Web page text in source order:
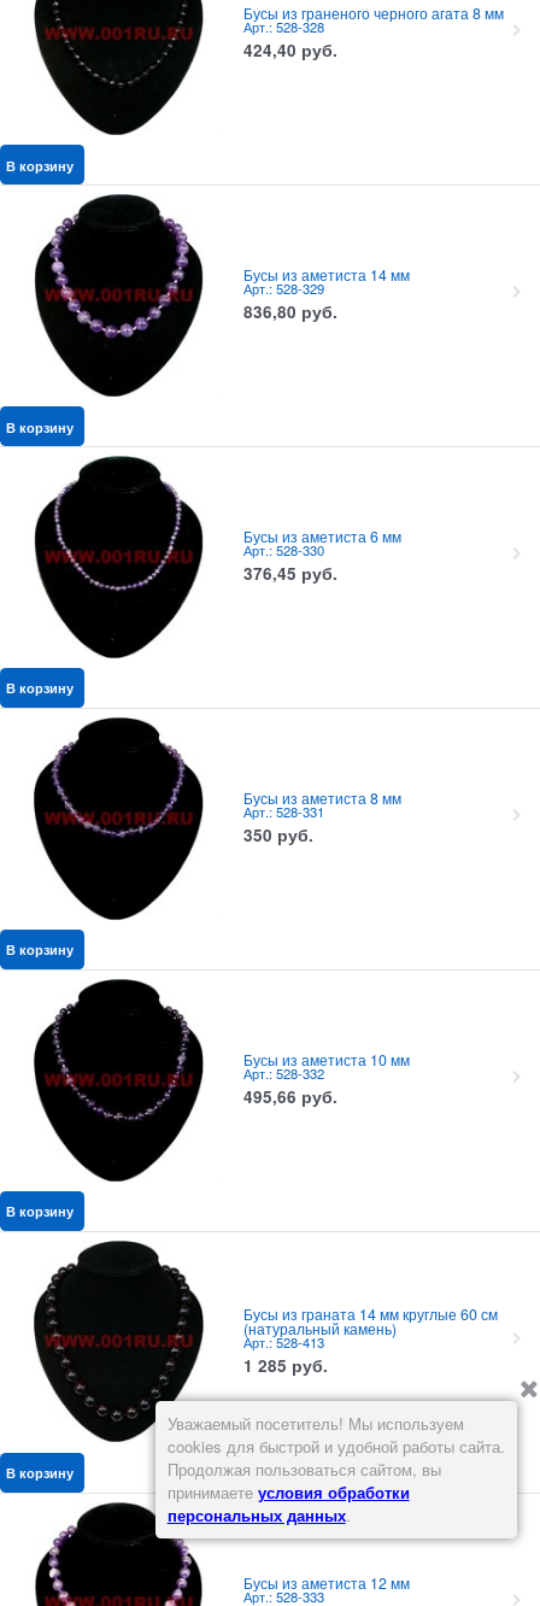
Бусы из граненого черного агата 8 мм
Арт.: 528-328
424,40 руб.
В корзину
Бусы из аметиста 14 мм
Арт.: 528-329
836,80 руб.
В корзину
Бусы из аметиста 6 мм
Арт.: 528-330
376,45 руб.
В корзину
Бусы из аметиста 8 мм
Арт.: 528-331
350 руб.
В корзину
Бусы из аметиста 10 мм
Арт.: 528-332
495,66 руб.
В корзину
Бусы из граната 14 мм круглые 60 см
(натуральный камень)
Арт.: 528-413
1 285 руб.
В корзину
Бусы из аметиста 12 мм
Арт.: 528-333
Уважаемый посетитель! Мы используем
cookies для быстрой и удобной работы сайта.
Продолжая пользоваться сайтом, вы
принимаете условия обработки
персональных данных.